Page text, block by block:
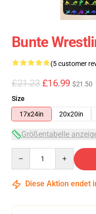
Bunte
(5 customer
£21.23 £16.99 $21.50
Size
17x24in
20x20in
Größentabelle
Diese Aktion endet